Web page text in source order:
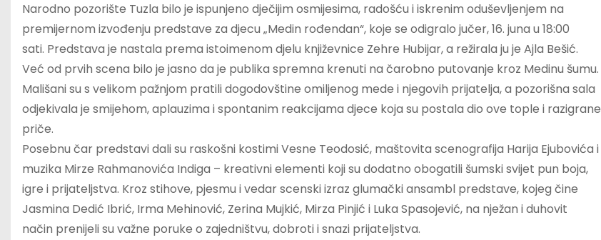
Narodno pozorište Tuzla bilo je ispunjeno dječijim osmijesima, radošću i iskrenim oduševljenjem na
premijernom izvođenju predstave za djecu „Medin rođendan“, koje se odigralo jučer, 16. juna u 18:00
sati. Predstava je nastala prema istoimenom djelu književnice Zehre Hubijar, a režirala ju je Ajla Bešić.
Već od prvih scena bilo je jasno da je publika spremna krenuti na čarobno putovanje kroz Medinu šumu.
Mališani su s velikom pažnjom pratili dogodovštine omiljenog mede i njegovih prijatelja, a pozorišna sala
odjekivala je smijehom, aplauzima i spontanim reakcijama djece koja su postala dio ove tople i razigrane
priče.
Posebnu čar predstavi dali su raskošni kostimi Vesne Teodosić, maštovita scenografija Harija Ejubovića i
muzika Mirze Rahmanovića Indiga – kreativni elementi koji su dodatno obogatili šumski svijet pun boja,
igre i prijateljstva. Kroz stihove, pjesmu i vedar scenski izraz glumački ansambl predstave, kojeg čine
Jasmina Dedić Ibrić, Irma Mehinović, Zerina Mujkić, Mirza Pinjić i Luka Spasojević, na nježan i duhovit
način prenijeli su važne poruke o zajedništvu, dobroti i snazi prijateljstva.